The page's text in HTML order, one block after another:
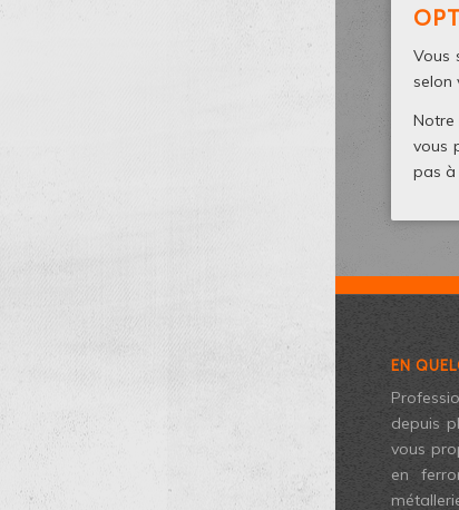
Vous
selon
Notre
vous
pas à
EN
depuis
vous
en